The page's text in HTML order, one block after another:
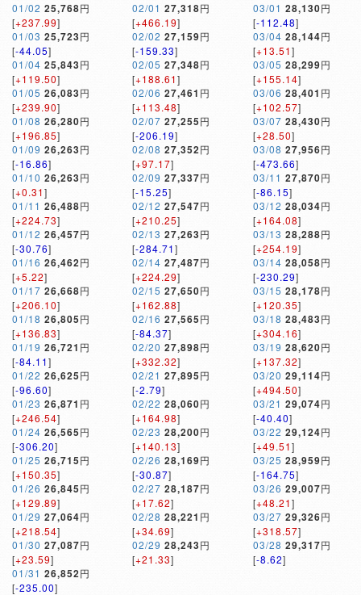
01/02 25,768円
[+237.99]
01/03 25,723円
[-44.05]
01/04 25,843円
[+119.50]
01/05 26,083円
[+239.90]
01/08 26,280円
[+196.85]
01/09 26,263円
[-16.86]
01/10 26,263円
[+0.31]
01/11 26,488円
[+224.73]
01/12 26,457円
[-30.76]
01/16 26,462円
[+5.22]
01/17 26,668円
[+206.10]
01/18 26,805円
[+136.83]
01/19 26,721 円
[-84.11]
01/22 26,625円
[-96.60]
01/23 26,871 円
[+246.54]
01/24 26,565円
[-306.20]
01/25 26,715円
[+150.35]
01/26 26,845円
[+129.89]
01/29 27,064円
[+218.54]
01/30 27,087円
[+23.59]
01/31 26,852円
[-235.00]
02/01 27,318円
[+466.19]
02/02 27,159円
[-159.33]
02/05 27,348円
[+188.61]
02/06 27,461 円
[+113.48]
02/07 27,255円
[-206.19]
02/08 27,352円
[+97.17]
02/09 27,337円
[-15.25]
02/12 27,547円
[+210.25]
02/13 27,263円
[-284.71]
02/14 27,487円
[+224.29]
02/15 27,650円
[+162.88]
02/16 27,565円
[-84.37]
02/20 27,898円
[+332.32]
02/21 27,895円
[-2.79]
02/22 28,060円
[+164.98]
02/23 28,200円
[+140.13]
02/26 28,169円
[-30.87]
02/27 28,187円
[+17.62]
02/28 28,221 円
[+34.69]
02/29 28,243円
[+21.33]
03/01 28,130円
[-112.48]
03/04 28,144円
[+13.51]
03/05 28,299円
[+155.14]
03/06 28,401 円
[+102.57]
03/07 28,430円
[+28.50]
03/08 27,956円
[-473.66]
03/11 27,870円
[-86.15]
03/12 28,034円
[+164.08]
03/13 28,288円
[+254.19]
03/14 28,058円
[-230.29]
03/15 28,178円
[+120.35]
03/18 28,483円
[+304.16]
03/19 28,620円
[+137.32]
03/20 29,114円
[+494.50]
03/21 29,074円
[-40.40]
03/22 29,124円
[+49.51]
03/25 28,959円
[-164.75]
03/26 29,007円
[+48.21]
03/27 29,326円
[+318.57]
03/28 29,317円
[-8.62]